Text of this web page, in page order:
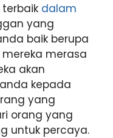
dalam
yang
baik berupa
merasa
akan
kepada
yang
orang yang
untuk percaya.